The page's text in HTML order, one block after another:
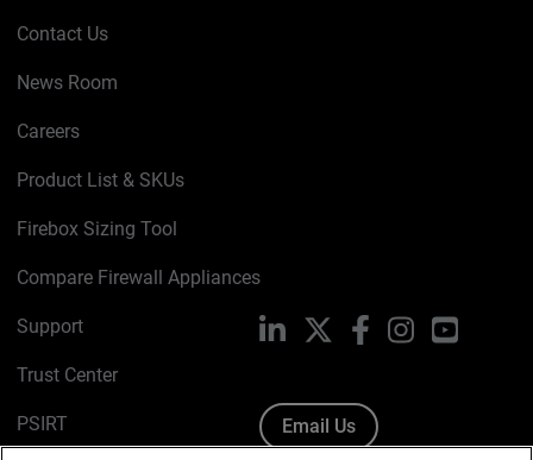
Contact Us
News Room
Careers
Product List & SKUs
Firebox Sizing Tool
Compare Firewall Appliances
Support
Trust Center
PSIRT
LinkedIn FacebookInstagramYouTube
Email Us